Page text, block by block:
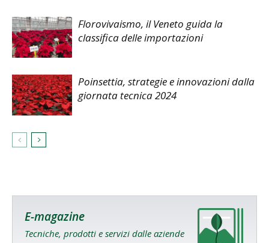
Florovivaismo, il Veneto guida la
classifica delle importazioni
Poinsettia, strategie e innovazioni dalla
giornata tecnica 2024
E-magazine
Tecniche, prodotti e servizi dalle aziende